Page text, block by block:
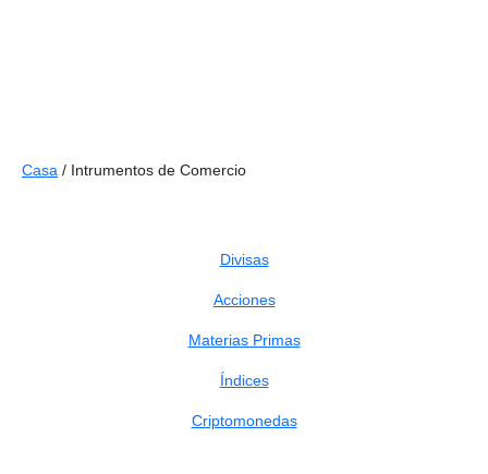
Casa / Intrumentos de Comercio
Divisas
Acciones
Materias Primas
Índices
Criptomonedas